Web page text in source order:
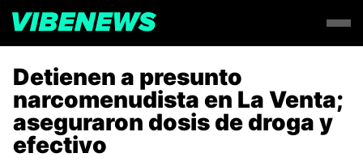
Detienen a presunto
narcomenudista en La Venta;
aseguraron dosis de droga y
efectivo